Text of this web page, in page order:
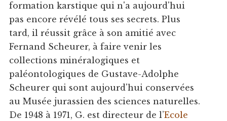
formation karstique qui n'a aujourd'hui
pas encore révélé tous ses secrets. Plus
tard, il réussit grâce à son amitié avec
Fernand Scheurer, à faire venir les
collections minéralogiques et
paléontologiques de Gustave-Adolphe
Scheurer qui sont aujourd'hui conservées
au Musée jurassien des sciences naturelles.
De 1948 à 1971, G. est directeur de l’Ecole